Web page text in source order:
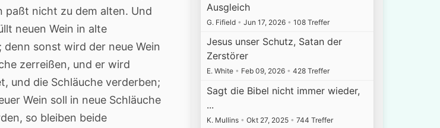
paßt nicht zu dem alten. Und
neuen Wein in alte
denn sonst wird der neue Wein
zerreißen, und er wird
und die Schläuche verderben;
Wein soll in neue Schläuche
so bleiben beide
Ausgleich
G. Fifield • Jun 17, 2026 • 108 Treffer
Jesus unser Schutz, Satan der
Zerstörer
E. White • Feb 09, 2026 • 428 Treffer
Sagt die Bibel nicht immer wieder,
...
K. Mullins • Okt 27, 2025 • 744 Treffer